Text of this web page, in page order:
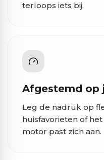
terloops iets bij.
Afgestemd op
Leg de nadruk op
huisfavorieten of
motor past zich aan.